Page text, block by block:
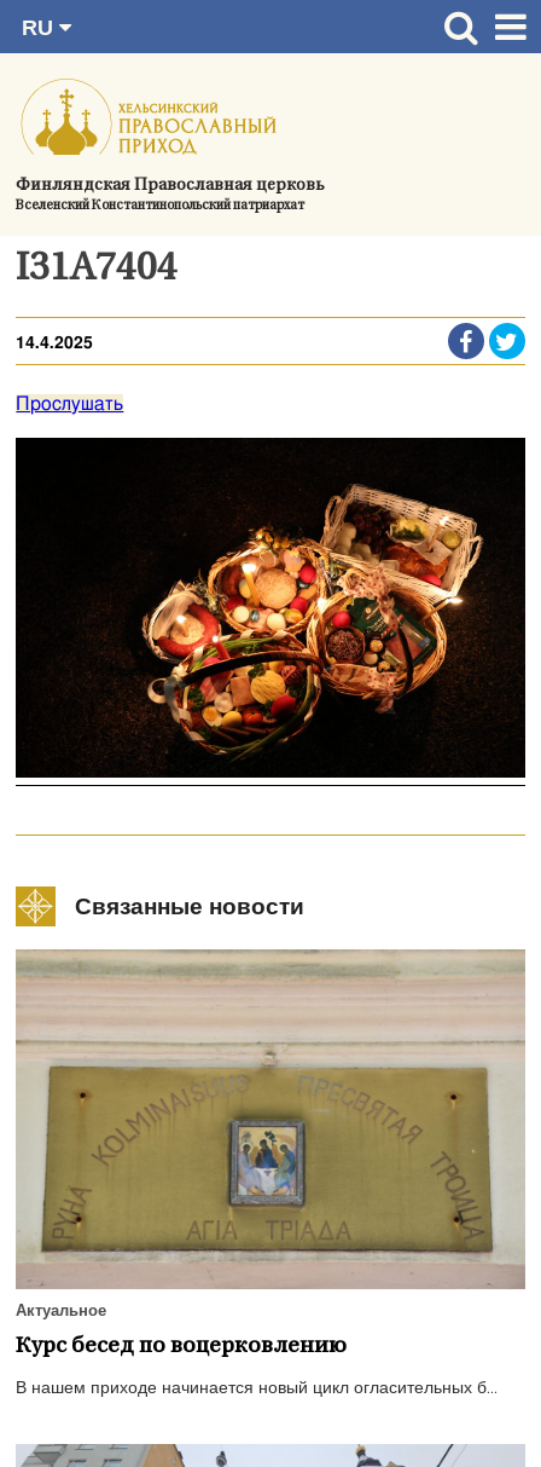
содержимому
Финляндская Православная церковь
Вселенский Константинопольский патриархат
RU
SV
EN
UA
Главная страница
Актуальное
Україна
О приходе
I31A7404
14.4.2025
Прослушать
Связанные новости
Актуальное
Курс бесед по воцерковлению
В нашем приходе начинается новый цикл огласительных б...